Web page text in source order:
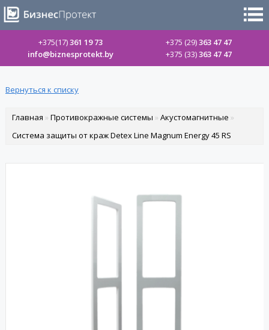
+375(17)361 19 73 +375 (29)363 47 47
info@biznesprotekt.by
+375 (33)363 47 47
Вернуться к списку
Главная » Противокражные системы » Акустомагнитные »
Система защиты от краж Detex Line Magnum Energy 45 RS